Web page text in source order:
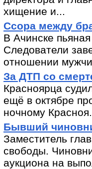
хищение и...
Ссора между
В Ачинске
Следователи
отношении
За ДТП со
Красноярца
ещё в октябре
ночному
Бывший
Заместитель
свободы.
аукциона на